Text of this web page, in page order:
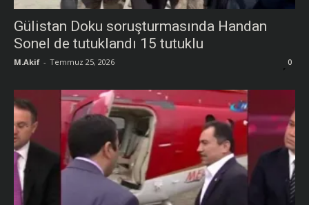
Gülistan Doku soruşturmasında Handan
Sonel de tutuklandı 15 tutuklu
M.Akif - Temmuz 25, 2026 0